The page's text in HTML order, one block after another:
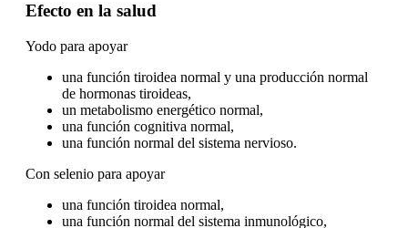
Efecto en la salud
Yodo para apoyar
una función tiroidea normal y una producción normal
de hormonas tiroideas,
un metabolismo energético normal,
una función cognitiva normal,
una función normal del sistema nervioso.
Con selenio para apoyar
una función tiroidea normal,
una función normal del sistema inmunológico,